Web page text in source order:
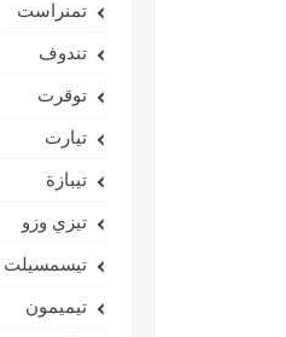
تمنراست
تندوف
توقرت
تيارت
تيبازة
تيزي وزو
تيسمسيلت
تيميمون